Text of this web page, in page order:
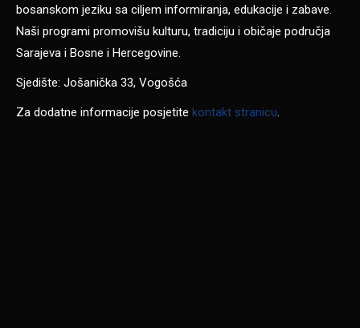
bosanskom jeziku sa ciljem informiranja, edukacije i zabave.
Naši programi promovišu kulturu, tradiciju i običaje područja
Sarajeva i Bosne i Hercegovine.
Sjedište: Jošanička 33, Vogošća
Za dodatne informacije posjetite kontakt stranicu